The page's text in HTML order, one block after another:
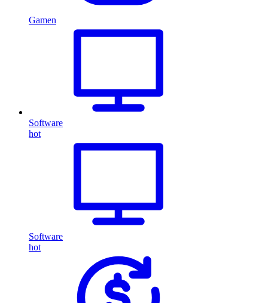
Gamen
Software
hot
Software
hot